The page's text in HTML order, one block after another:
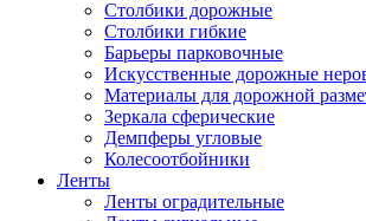
Столбики дорожные
Столбики гибкие
Барьеры парковочные
Искусственные дорожные
Материалы для дорожной
Зеркала сферические
Демпферы угловые
Колесоотбойники
Ленты
Ленты оградительные